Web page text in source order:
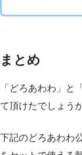
まとめ
「どろあわわ」と
て頂けたでしょう
下記のどろあわわ